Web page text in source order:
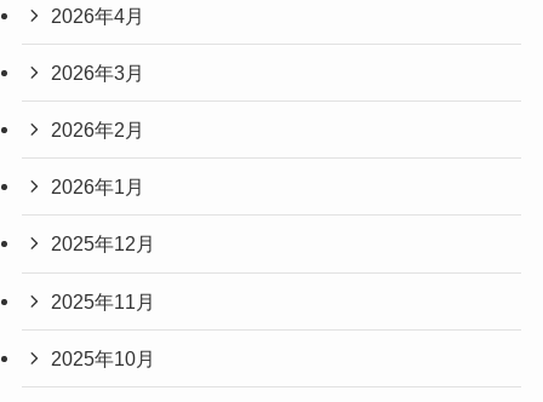
2026年4月
2026年3月
2026年2月
2026年1月
2025年12月
2025年11月
2025年10月